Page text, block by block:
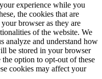
experience while you
the cookies that are
browser as they are
of the website. We
analyze and understand how
be stored in your browser
option to opt-out of these
cookies may affect your